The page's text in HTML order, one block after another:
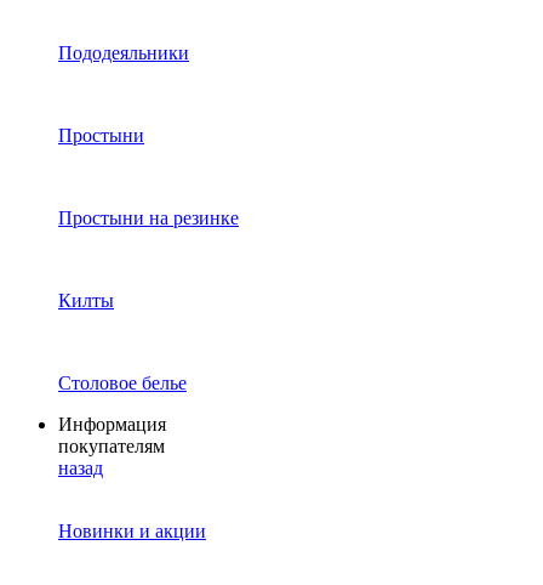
Пододеяльники
Простыни
Простыни на резинке
Килты
Столовое белье
Информация
покупателям
назад
Новинки и акции